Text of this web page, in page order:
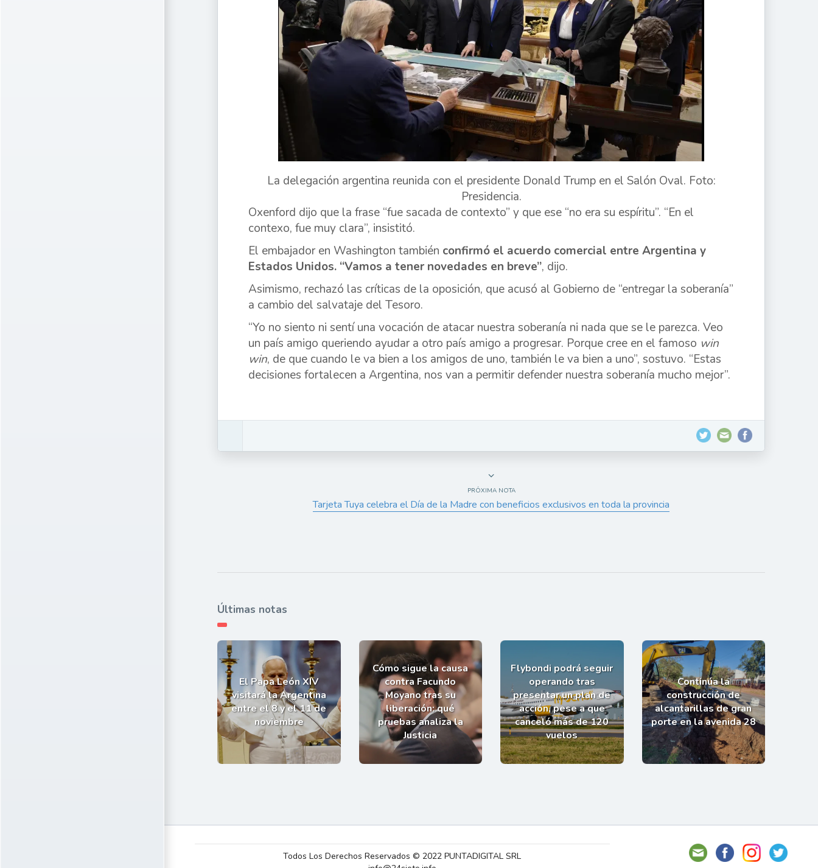
La delegación argentina reunida con el presidente Donald Trump en el Salón Oval. Foto:
Presidencia.
Oxenford dijo que la frase “fue sacada de contexto” y que ese “no era su espíritu”. “En el
contexo, fue muy clara”, insistitó.
El embajador en Washington también confirmó el acuerdo comercial entre Argentina y
Estados Unidos. “Vamos a tener novedades en breve”, dijo.
Asimismo, rechazó las críticas de la oposición, que acusó al Gobierno de “entregar la soberanía”
a cambio del salvataje del Tesoro.
“Yo no siento ni sentí una vocación de atacar nuestra soberanía ni nada que se le parezca. Veo
un país amigo queriendo ayudar a otro país amigo a progresar. Porque cree en el famoso win
win, de que cuando le va bien a los amigos de uno, también le va bien a uno”, sostuvo. “Estas
decisiones fortalecen a Argentina, nos van a permitir defender nuestra soberanía mucho mejor”.
PRÓXIMA NOTA
Tarjeta Tuya celebra el Día de la Madre con beneficios exclusivos en toda la provincia
Últimas notas
El Papa León XIV
visitará la Argentina
entre el 8 y el 11 de
noviembre
Cómo sigue la causa
contra Facundo
Moyano tras su
liberación: qué
pruebas analiza la
Justicia
Flybondi podrá seguir
operando tras
presentar un plan de
acción, pese a que
canceló más de 120
vuelos
Continúa la
construcción de
alcantarillas de gran
porte en la avenida 28
Todos Los Derechos Reservados © 2022 PUNTADIGITAL SRL